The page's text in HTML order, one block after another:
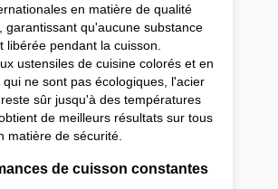
en matière de qualité
garantissant qu'aucune substance
libérée pendant la cuisson.
ustensiles de cuisine colorés et en
ne sont pas écologiques, l'acier
sûr jusqu'à des températures
de meilleurs résultats sur tous
matière de sécurité.
de cuisson constantes